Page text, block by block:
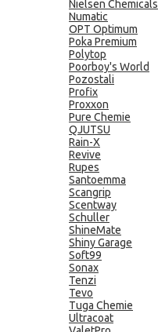
Nielsen Chemicals
Numatic
OPT Optimum
Poka Premium
Polytop
Poorboy's World
Pozostali
Profix
Proxxon
Pure Chemie
QJUTSU
Rain-X
Revive
Rupes
Santoemma
Scangrip
Scentway
Schuller
ShineMate
Shiny Garage
Soft99
Sonax
Tenzi
Tevo
Tuga Chemie
Ultracoat